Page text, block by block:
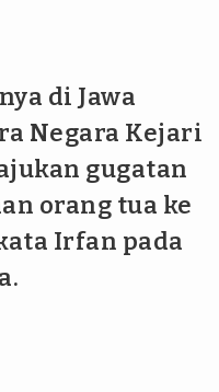
di Jawa
Negara Kejari
gugatan
orang tua ke
Irfan pada